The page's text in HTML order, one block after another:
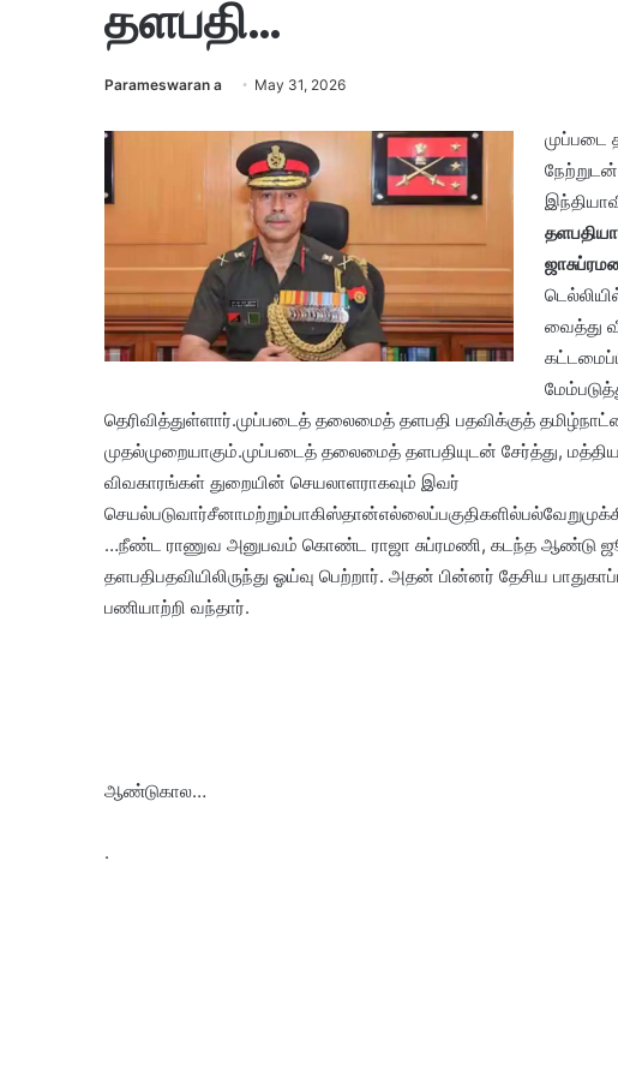
தளபதி…
Parameswaran a May 31, 2026
முப்படை
வைத்து
தெரிவித்துள்ளார்.முப்படைத் தலைமைத் தளபதி பதவிக்குத்
முதல்முறையாகும்.முப்படைத் தலைமைத் தளபதியுடன் சேர்த்து,
விவகாரங்கள் துறையின் செயலாளராகவும் இவர்
…நீண்ட ராணுவ அனுபவம் கொண்ட ராஜா சுப்ரமணி, கடந்த ஆண்டு
தளபதிபதவியிலிருந்து ஓய்வு பெற்றார். அதன் பின்னர் தேசிய
பணியாற்றி வந்தார்.
ஆண்டுகால…
.